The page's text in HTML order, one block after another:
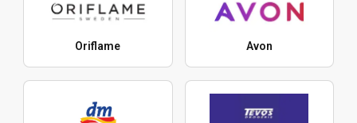
Oriflame Avon